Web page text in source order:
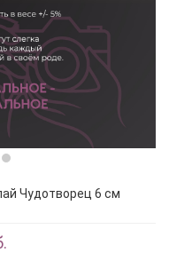
Чудотворец 6 см